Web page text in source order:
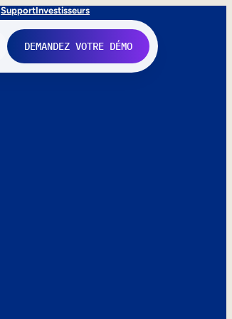
SupportInvestisseurs
DEMANDEZ VOTRE DÉMO